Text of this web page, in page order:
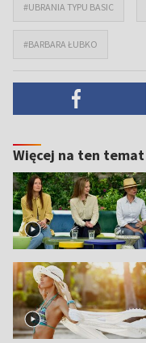
#UBRANIA TYPU BASIC
#BARBARA ŁUBKO
Więcej na ten temat